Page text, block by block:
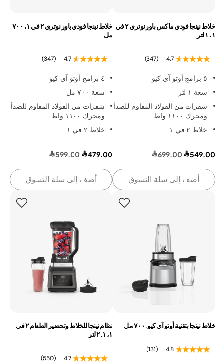
خلاط نينجا فودي ماكس باور نوتري ٢ في
١، ١ لتر
4.7
(347)
٥ برامج أوتو آي كيو
سعة ١ لتر
شفرات من الفولاذ المقاوم للصدأ
ومحرك ١١٠٠ واط
خلاط ٢ في ١
549.00
699.00
أضف إلى سلة التسوق
خلاط نينجا فودي باور نوتري ٢ في ١، ٧٠٠
مل
4.7
(347)
٤ برامج أوتو آي كيو
سعة ٧٠٠ مل
شفرات من الفولاذ المقاوم للصدأ
ومحرك ١١٠٠ واط
خلاط ٢ في ١
479.00
599.00
أضف إلى سلة التسوق
خلاط نينجا بتقنية أوتو آي كيو، ٧٠٠ مل
4.8
(131)
نظام نينجا للخلاط وتحضير الطعام ٢ في
١، ٢.١ لتر
4.7
(550)